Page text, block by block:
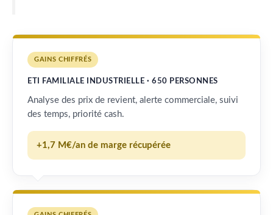
GAINS CHIFFRÉS
ETI FAMILIALE INDUSTRIELLE · 650 PERSONNES
Analyse des prix de revient, alerte commerciale, suivi
des temps, priorité cash.
+1,7 M€/an de marge récupérée